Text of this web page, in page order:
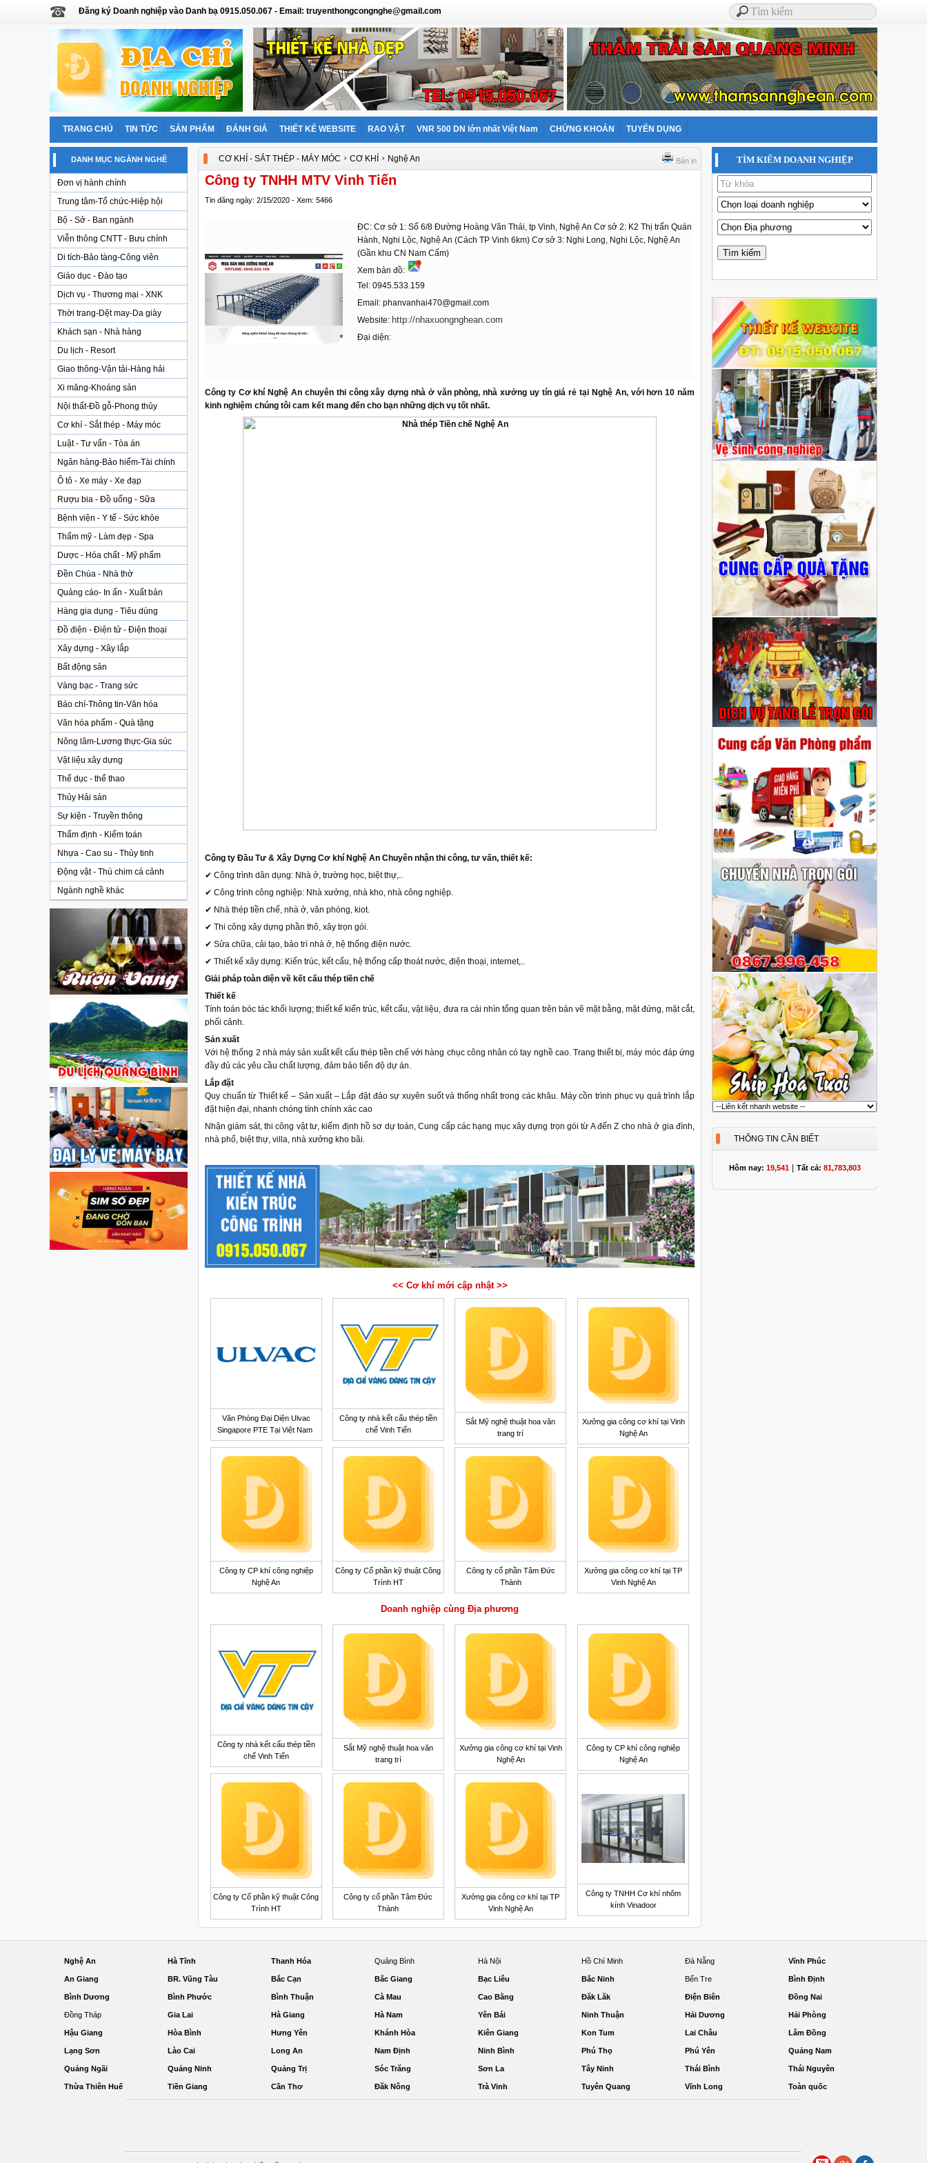
Đăng ký Doanh nghiệp vào Danh bạ 0915.050.067 - Email: truyenthongcongnghe@gmail.com
TRANG CHỦ TIN TỨC SẢN PHẨM ĐÁNH GIÁ THIẾT KẾ WEBSITE RAO VẶT VNR 500 DN lớn nhất Việt Nam CHỨNG KHOÁN TUYỂN DỤNG
DANH MỤC NGÀNH NGHỀ
Đơn vị hành chính
Trung tâm-Tổ chức-Hiệp hội
Bộ - Sở - Ban ngành
Viễn thông CNTT - Bưu chính
Di tích-Bảo tàng-Công viên
Giáo dục - Đào tạo
Dịch vụ - Thương mại - XNK
Thời trang-Dệt may-Da giày
Khách sạn - Nhà hàng
Du lịch - Resort
Giao thông-Vận tải-Hàng hải
Xi măng-Khoáng sản
Nội thất-Đồ gỗ-Phong thủy
Cơ khí - Sắt thép - Máy móc
Luật - Tư vấn - Tòa án
Ngân hàng-Bảo hiểm-Tài chính
Ô tô - Xe máy - Xe đạp
Rượu bia - Đồ uống - Sữa
Bệnh viện - Y tế - Sức khỏe
Thẩm mỹ - Làm đẹp - Spa
Dược - Hóa chất - Mỹ phẩm
Đền Chùa - Nhà thờ
Quảng cáo- In ấn - Xuất bản
Hàng gia dụng - Tiêu dùng
Đồ điện - Điện tử - Điện thoại
Xây dựng - Xây lắp
Bất động sản
Vàng bạc - Trang sức
Báo chí-Thông tin-Văn hóa
Văn hóa phẩm - Quà tặng
Nông lâm-Lương thực-Gia súc
Vật liệu xây dựng
Thể dục - thể thao
Thủy Hải sản
Sự kiện - Truyền thông
Thẩm định - Kiểm toán
Nhựa - Cao su - Thủy tinh
Động vật - Thú chim cá cảnh
Ngành nghề khác
CƠ KHÍ - SẮT THÉP - MÁY MÓC › CƠ KHÍ › Nghệ An Bản in
Công ty TNHH MTV Vinh Tiến
Tin đăng ngày: 2/15/2020 - Xem: 5466
ĐC: Cơ sở 1: Số 6/8 Đường Hoàng Văn Thái, tp Vinh, Nghệ An Cơ sở 2: K2 Thị trấn Quán
Hành, Nghi Lộc, Nghệ An (Cách TP Vinh 6km) Cơ sở 3: Nghi Long, Nghi Lộc, Nghệ An
(Gần khu CN Nam Cấm)
Xem bản đồ:
Tel: 0945.533.159
Email: phanvanhai470@gmail.com
Website: http://nhaxuongnghean.com
Đại diện:
Công ty Cơ khí Nghệ An chuyên thi công xây dựng nhà ở văn phòng, nhà xưởng uy tín giá rẻ tại Nghệ An, với hơn 10 năm
kinh nghiệm chúng tôi cam kết mang đến cho bạn những dịch vụ tốt nhất.
Công ty Đầu Tư & Xây Dựng Cơ khí Nghệ An Chuyên nhận thi công, tư vấn, thiết kế:
✔ Công trình dân dụng: Nhà ở, trường học, biệt thự,..
✔ Công trình công nghiệp: Nhà xưởng, nhà kho, nhà công nghiệp.
✔ Nhà thép tiền chế, nhà ở, văn phòng, kiot.
✔ Thi công xây dựng phần thô, xây trọn gói.
✔ Sửa chữa, cải tạo, bảo trì nhà ở, hệ thống điện nước.
✔ Thiết kế xây dựng: Kiến trúc, kết cấu, hệ thống cấp thoát nước, điện thoại, internet,..
Giải pháp toàn diện về kết cấu thép tiền chế
Thiết kế
Tính toán bóc tác khối lượng; thiết kế kiến trúc, kết cấu, vật liệu, đưa ra cái nhìn tổng quan trên bản vẽ mặt bằng, mặt đứng, mặt cắt,
phối cảnh.
Sản xuất
Với hệ thống 2 nhà máy sản xuất kết cấu thép tiền chế với hàng chục công nhân có tay nghề cao. Trang thiết bị, máy móc đáp ứng
đầy đủ các yêu cầu chất lượng, đảm bảo tiến độ dự án.
Lắp đặt
Quy chuẩn từ Thiết kế – Sản xuất – Lắp đặt đảo sự xuyên suốt và thống nhất trong các khâu. Máy cồn trình phục vụ quá trình lắp
đặt hiện đại, nhanh chóng tính chính xác cao
Nhận giám sát, thi công vật tư, kiểm định hồ sơ dự toán, Cung cấp các hạng mục xây dựng trọn gói từ A đến Z cho nhà ở gia đình,
nhà phố, biệt thự, villa, nhà xưởng kho bãi.
<< Cơ khí mới cập nhật >>
Văn Phòng Đại Diện Ulvac
Singapore PTE Tại Việt Nam
Công ty nhà kết cấu thép tiền
chế Vinh Tiến
Sắt Mỹ nghệ thuật hoa văn
trang trí
Xưởng gia công cơ khí tại Vinh
Nghệ An
Công ty CP khí công nghiệp
Nghệ An
Công ty Cổ phần kỹ thuật Công
Trình HT
Công ty cổ phần Tâm Đức
Thành
Xưởng gia công cơ khí tại TP
Vinh Nghệ An
Doanh nghiệp cùng Địa phương
Công ty nhà kết cấu thép tiền
chế Vinh Tiến
Sắt Mỹ nghệ thuật hoa văn
trang trí
Xưởng gia công cơ khí tại Vinh
Nghệ An
Công ty CP khí công nghiệp
Nghệ An
Công ty Cổ phần kỹ thuật Công
Trình HT
Công ty cổ phần Tâm Đức
Thành
Xưởng gia công cơ khí tại TP
Vinh Nghệ An
Công ty TNHH Cơ khí nhôm
kính Vinadoor
TÌM KIẾM DOANH NGHIỆP
THÔNG TIN CẦN BIẾT
Hôm nay: 19,541 Tất cả: 81,783,803
Nghệ An Hà Tĩnh Thanh Hóa Quảng Bình Hà Nội Hồ Chí Minh Đà Nẵng Vĩnh Phúc
An Giang BR. Vũng Tàu Bắc Cạn Bắc Giang Bạc Liêu Bắc Ninh Bến Tre Bình Định
Bình Dương Bình Phước Bình Thuận Cà Mau Cao Bằng Đăk Lăk Điện Biên Đồng Nai
Đồng Tháp Gia Lai Hà Giang Hà Nam Yên Bái Ninh Thuận Hải Dương Hải Phòng
Hậu Giang Hòa Bình Hưng Yên Khánh Hòa Kiên Giang Kon Tum Lai Châu Lâm Đồng
Lạng Sơn Lào Cai Long An Nam Định Ninh Bình Phú Thọ Phú Yên Quảng Nam
Quảng Ngãi Quảng Ninh Quảng Trị Sóc Trăng Sơn La Tây Ninh Thái Bình Thái Nguyên
Thừa Thiên Huế Tiền Giang Cần Thơ Đăk Nông Trà Vinh Tuyên Quang Vĩnh Long Toàn quốc